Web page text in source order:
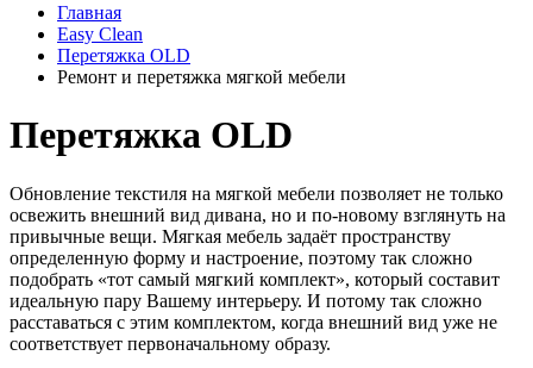
Главная
Easy Clean
Перетяжка OLD
Ремонт и перетяжка мягкой мебели
Перетяжка OLD
Обновление текстиля на мягкой мебели позволяет не только
освежить внешний вид дивана, но и по-новому взглянуть на
привычные вещи. Мягкая мебель задаёт пространству
определенную форму и настроение, поэтому так сложно
подобрать «тот самый мягкий комплект», который составит
идеальную пару Вашему интерьеру. И потому так сложно
расставаться с этим комплектом, когда внешний вид уже не
соответствует первоначальному образу.